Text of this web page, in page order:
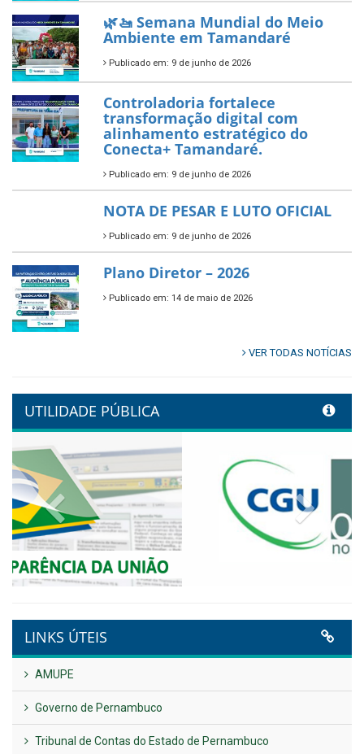
novos investimentos para
fortalecer a saúde pública do
município.
Publicado em: 10 de junho de 2026
Prefeitura de Tamandaré abre
inscrições para o Festival
Multicultural PNAB 2026
Publicado em: 9 de junho de 2026
🌳🌱 Projeto Arborização Urbana!
Publicado em: 9 de junho de 2026
🌿🚤 Semana Mundial do Meio
Ambiente em Tamandaré
alinhamento estratégico do
Conecta+ Tamandaré.
NOTA DE PESAR E LUTO OFICIAL
Publicado em: 9 de junho de 2026
Plano Diretor – 2026
Publicado em: 14 de maio de 2026
VER TODAS NOTÍCIAS
UTILIDADE PÚBLICA